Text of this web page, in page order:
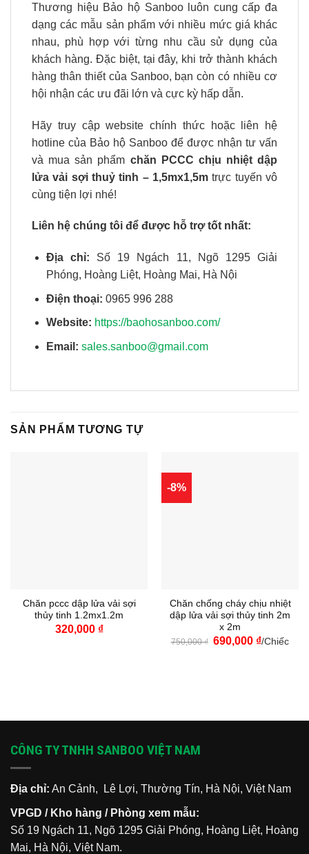
Thương hiệu Bảo hộ Sanboo luôn cung cấp đa
dạng các mẫu sản phẩm với nhiều mức giá khác
nhau, phù hợp với từng nhu cầu sử dụng của
khách hàng. Đặc biệt, tại đây, khi trở thành khách
hàng thân thiết của Sanboo, bạn còn có nhiều cơ
hội nhận các ưu đãi lớn và cực kỳ hấp dẫn.
Hãy truy cập website chính thức hoặc liên hệ
hotline của Bảo hộ Sanboo để được nhận tư vấn
và mua sản phẩm chăn PCCC chịu nhiệt dập
lửa vải sợi thuỷ tinh – 1,5mx1,5mtrực tuyến vô
cùng tiện lợi nhé!
Liên hệ chúng tôi để được hỗ trợ tốt nhất:
Địa chỉ: Số 19 Ngách 11, Ngõ 1295 Giải
Phóng, Hoàng Liệt, Hoàng Mai, Hà Nội
Điện thoại: 0965 996 288
Website: https://baohosanboo.com/
Email: sales.sanboo@gmail.com
SẢN PHẨM TƯƠNG TỰ
Chăn pccc dập lửa vải sợi
thủy tinh 1.2mx1.2m
320,000 ₫
-8%
Chăn chống cháy chịu nhiệt
dập lửa vải sợi thủy tinh 2m
x 2m
750,000₫ Giá
690,000 ₫Giá
/Chiếc
CÔNG TY TNHH SANBOO VIỆT NAM
Địa chỉ: An Cảnh, Lê Lợi, Thường Tín, Hà Nội, Việt Nam
VPGD / Kho hàng / Phòng xem mẫu:
Số 19 Ngách 11, Ngõ 1295 Giải Phóng, Hoàng Liệt, Hoàng
Mai, Hà Nội, Việt Nam.